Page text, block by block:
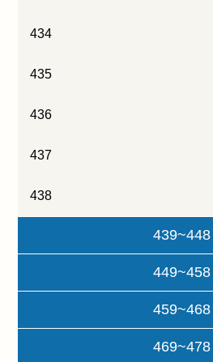
434
435
436
437
438
439~448
449~458
459~468
469~478